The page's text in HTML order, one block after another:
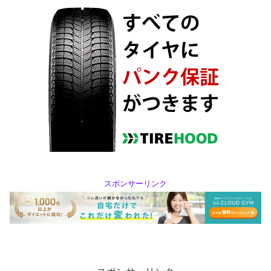
スポンサーリンク